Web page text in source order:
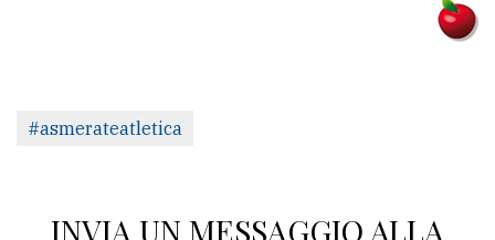
#asmerateatletica
INVIA UN MESSAGGIO ALLA